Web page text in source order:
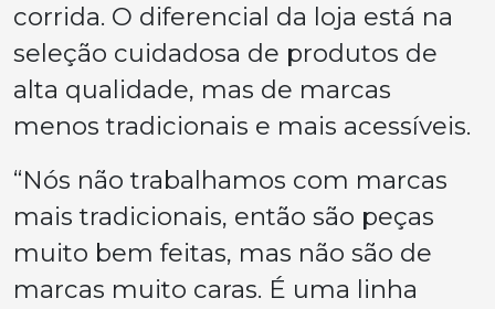
corrida. O diferencial da loja está na
seleção cuidadosa de produtos de
alta qualidade, mas de marcas
menos tradicionais e mais acessíveis.
“Nós não trabalhamos com marcas
mais tradicionais, então são peças
muito bem feitas, mas não são de
marcas muito caras. É uma linha